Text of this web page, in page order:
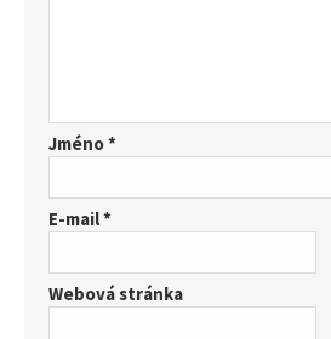
Jméno*
E-mail*
Webová stránka